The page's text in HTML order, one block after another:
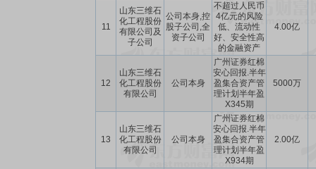
11
山东三维石
化工程股份
有限公司及
子公司
公司本身,控
股子公司,全
资子公司
不超过人民币
4亿元的风险
低、流动性
好、安全性高
的金融资产
4.00亿
12
山东三维石
化工程股份
有限公司
公司本身
广州证券红棉
安心回报.半年
盈集合资产管
理计划半年盈
X345期
5000万
13
山东三维石
化工程股份
有限公司
公司本身
广州证券红棉
安心回报.半年
盈集合资产管
理计划半年盈
X934期
2.00亿